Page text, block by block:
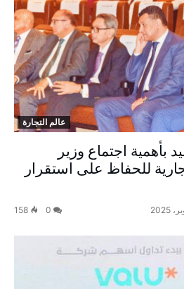
عالم التجارة
بأهمية اجتماع وزير
للحفاظ على استقرار
0
158